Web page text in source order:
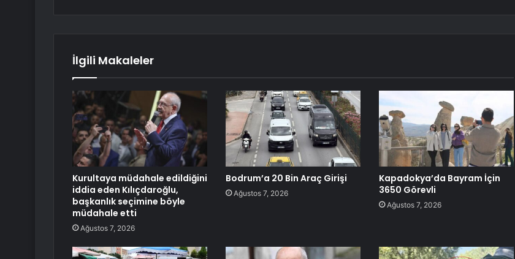
İlgili Makaleler
Kurultaya müdahale edildiğini
iddia eden Kılıçdaroğlu,
başkanlık seçimine böyle
müdahale etti
Ağustos 7, 2026
Bodrum’a 20 Bin Araç Girişi
Ağustos 7, 2026
Kapadokya’da Bayram İçin
3650 Görevli
Ağustos 7, 2026